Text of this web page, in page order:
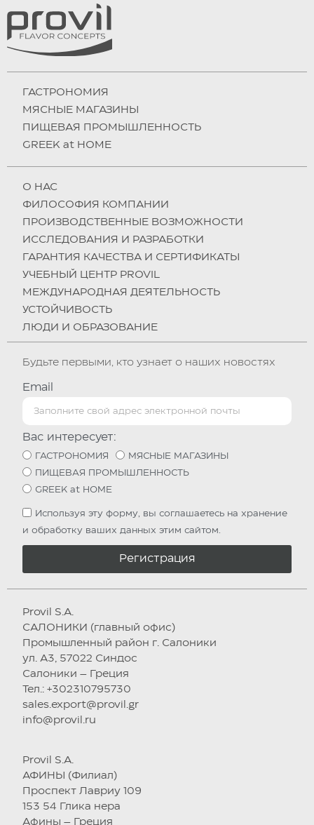
ГАСТРОНОМИЯ
МЯСНЫЕ МАГАЗИНЫ
ПИЩЕВАЯ ПРОМЫШЛЕННОСТЬ
GREEK at HOME
О НAC
ФИЛОСОФИЯ КОМПАНИИ
ПРОИЗВОДСТВЕННЫЕ ВОЗМОЖНОСТИ
ИССЛЕДОВАНИЯ И РАЗРАБОТКИ
ГАРАНТИЯ КАЧЕСТВА И СЕРТИФИКАТЫ
УЧЕБНЫЙ ЦЕНТР PROVIL
МЕЖДУНАРОДНАЯ ДЕЯТЕЛЬНОСТЬ
УСТОЙЧИВОСТЬ
ЛЮДИ И ОБРАЗОВАНИЕ
Будьте первыми, кто узнает о наших новостях
Email
Вас интересует:
ГАСТРОНОМИЯ
МЯСНЫЕ МАГАЗИНЫ
ПИЩЕВАЯ ПРОМЫШЛЕННОСТЬ
GREEK at HOME
Используя эту форму, вы соглашаетесь на хранение
и обработку ваших данных этим сайтом.
Регистрация
Provil S.A.
САЛОНИКИ (главный офис)
Промышленный район г. Салоники
ул. А3, 57022 Синдос
Салоники – Греция
Тел.: +302310795730
sales.export@provil.gr
info@provil.ru
Provil S.A.
АФИНЫ (Филиал)
Проспект Лавриу 109
153 54 Глика нера
Афины – Греция